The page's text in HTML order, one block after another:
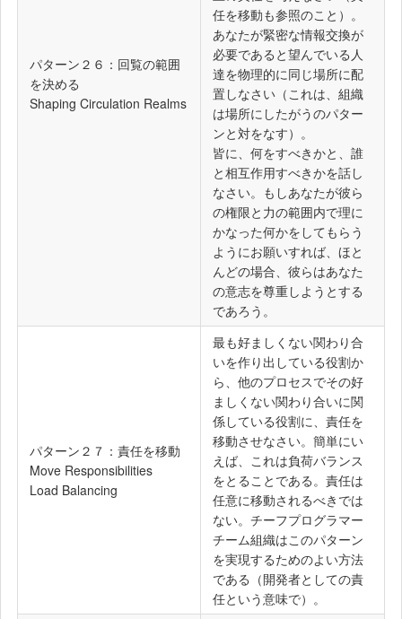
パターン２６：回覧の範囲
を決める
Shaping Circulation Realms
任を移動も参照のこと）。
あなたが緊密な情報交換が
必要であると望んでいる人
達を物理的に同じ場所に配
置しなさい（これは、組織
は場所にしたがうのパター
ンと対をなす）。
皆に、何をすべきかと、誰
と相互作用すべきかを話し
なさい。もしあなたが彼ら
の権限と力の範囲内で理に
かなった何かをしてもらう
ようにお願いすれば、ほと
んどの場合、彼らはあなた
の意志を尊重しようとする
であろう。
パターン２７：責任を移動
Move Responsibilities
Load Balancing
最も好ましくない関わり合
いを作り出している役割か
ら、他のプロセスでその好
ましくない関わり合いに関
係している役割に、責任を
移動させなさい。簡単にい
えば、これは負荷バランス
をとることである。責任は
任意に移動されるべきでは
ない。チーフプログラマー
チーム組織はこのパターン
を実現するためのよい方法
である（開発者としての責
任という意味で）。